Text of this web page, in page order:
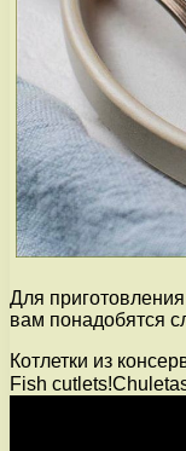
Для
вам понадобятся
Котлетки из